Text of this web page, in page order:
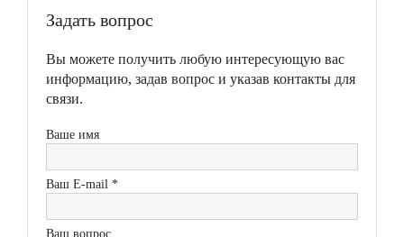
Задать вопрос
Вы можете получить любую интересующую вас
информацию, задав вопрос и указав контакты для
связи.
Ваше имя
Ваш E-mail *
Ваш вопрос